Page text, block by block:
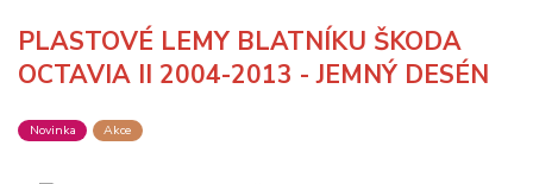
PLASTOVÉ LEMY BLATNÍKU ŠKODA
OCTAVIA II 2004-2013 - JEMNÝ DESÉN
Novinka Akce